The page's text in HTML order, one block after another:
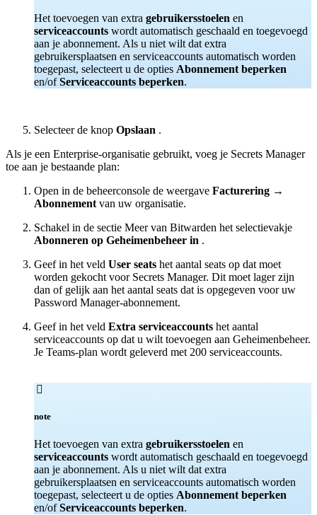
Het toevoegen van extra gebruikersstoelen en
serviceaccounts wordt automatisch geschaald en toegevoegd
aan je abonnement. Als u niet wilt dat extra
gebruikersplaatsen en serviceaccounts automatisch worden
toegepast, selecteert u de opties Abonnement beperken
en/ofServiceaccounts beperken.
Selecteer de knop Opslaan .
Als je een Enterprise-organisatie gebruikt, voeg je Secrets Manager
toe aan je bestaande plan:
Open in de beheerconsole de weergave Facturering →
Abonnement van uw organisatie.
Schakel in de sectie Meer van Bitwarden het selectievakje
Abonneren op Geheimenbeheer in .
Geef in het veld User seats het aantal seats op dat moet
worden gekocht voor Secrets Manager. Dit moet lager zijn
dan of gelijk aan het aantal seats dat is opgegeven voor uw
Password Manager-abonnement.
Geef in het veld Extra serviceaccounts het aantal
serviceaccounts op dat u wilt toevoegen aan Geheimenbeheer.
Je Teams-plan wordt geleverd met 200 serviceaccounts.

note
Het toevoegen van extra gebruikersstoelen en
serviceaccounts wordt automatisch geschaald en toegevoegd
aan je abonnement. Als u niet wilt dat extra
gebruikersplaatsen en serviceaccounts automatisch worden
toegepast, selecteert u de opties Abonnement beperken
en/ofServiceaccounts beperken.